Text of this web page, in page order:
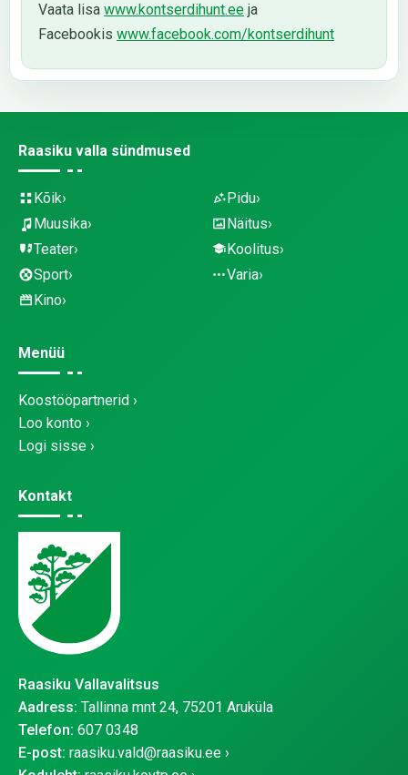
Vaata lisa www.kontserdihunt.ee ja
Facebookis www.facebook.com/kontserdihunt
Raasiku valla sündmused
Kõik
Muusika
Teater
Sport
Kino
Pidu
Näitus
Koolitus
Varia
Menüü
Koostööpartnerid
Loo konto
Logi sisse
Kontakt
Raasiku Vallavalitsus
Aadress: Tallinna mnt 24, 75201 Aruküla
Telefon: 607 0348
E-post: raasiku.vald@raasiku.ee